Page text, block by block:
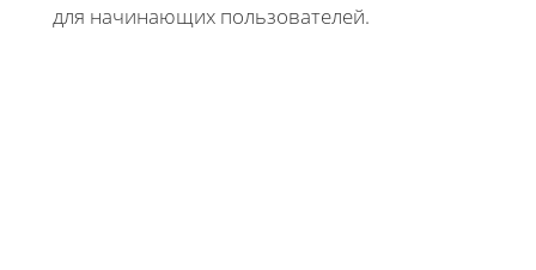
для начинающих пользователей.